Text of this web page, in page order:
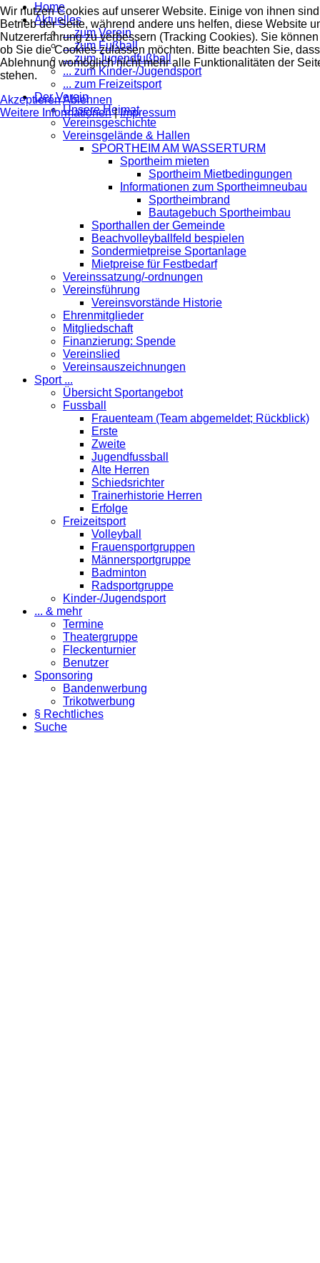
Home
Aktuelles
... zum Verein
... zum Fußball
... zum Jugendfußball
... zum Kinder-/Jugendsport
... zum Freizeitsport
Der Verein
Unsere Heimat
Vereinsgeschichte
Vereinsgelände & Hallen
SPORTHEIM AM WASSERTURM
Sportheim mieten
Sportheim Mietbedingungen
Informationen zum Sportheimneubau
Sportheimbrand
Bautagebuch Sportheimbau
Sporthallen der Gemeinde
Beachvolleyballfeld bespielen
Sondermietpreise Sportanlage
Mietpreise für Festbedarf
Vereinssatzung/-ordnungen
Vereinsführung
Vereinsvorstände Historie
Ehrenmitglieder
Mitgliedschaft
Finanzierung: Spende
Vereinslied
Vereinsauszeichnungen
Sport ...
Übersicht Sportangebot
Fussball
Frauenteam (Team abgemeldet; Rückblick)
Erste
Zweite
Jugendfussball
Alte Herren
Schiedsrichter
Trainerhistorie Herren
Erfolge
Freizeitsport
Volleyball
Frauensportgruppen
Männersportgruppe
Badminton
Radsportgruppe
Kinder-/Jugendsport
... & mehr
Termine
Theatergruppe
Fleckenturnier
Benutzer
Sponsoring
Bandenwerbung
Trikotwerbung
§ Rechtliches
Suche
Wir nutzen Cookies auf unserer Website. Einige von ihnen
Betrieb der Seite, während andere uns helfen, diese Website
Nutzererfahrung zu verbessern (Tracking Cookies). Sie
ob Sie die Cookies zulassen möchten. Bitte beachten Sie,
Ablehnung womöglich nicht mehr alle Funktionalitäten der
stehen.
AkzeptierenAblehnen
Weitere Informationen|Impressum